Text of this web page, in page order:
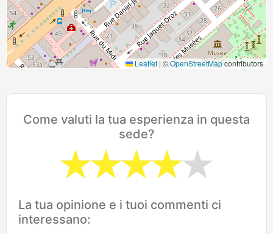
Leaflet | ©OpenStreetMapcontributors
Come valuti la tua esperienza in questa
sede?
La tua opinione e i tuoi commenti ci
interessano: